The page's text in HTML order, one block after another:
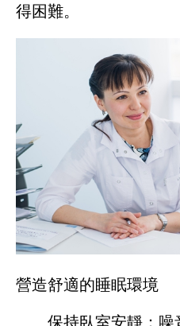
得困難。
營造舒適的睡眠環境
保持臥室安靜：噪